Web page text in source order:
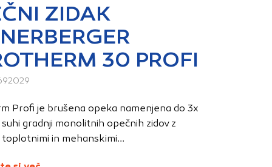
ZIDAK
30 PROFI
Profi je brušena opeka namenjena do 3x
gradnji monolitnih opečnih zidov z
toplotnimi in mehanskimi...
iz vašega
vaše nastavitve,
Te
bolj
Klikajte
Blokiranje
Več